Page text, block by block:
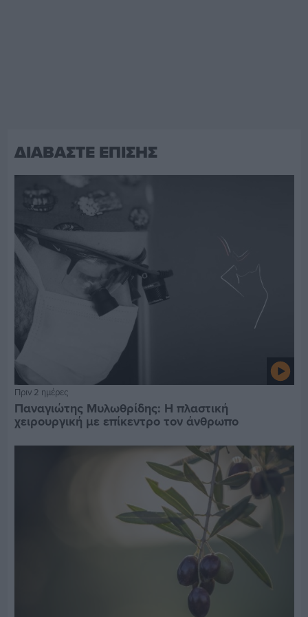
ΔΙΑΒΑΣΤΕ ΕΠΙΣΗΣ
Πριν 2 ημέρες
Παναγιώτης Μυλωθρίδης: Η πλαστική
χειρουργική με επίκεντρο τον άνθρωπο